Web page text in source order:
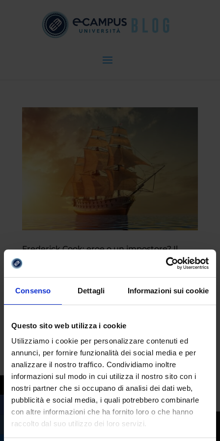
Consenso Dettagli Informazioni sui cookie
Questo sito web utilizza i cookie
Utilizziamo i cookie per personalizzare contenuti ed
annunci, per fornire funzionalità dei social media e per
analizzare il nostro traffico. Condividiamo inoltre
informazioni sul modo in cui utilizza il nostro sito con i
nostri partner che si occupano di analisi dei dati web,
pubblicità e social media, i quali potrebbero combinarle
con altre informazioni che ha fornito loro o che hanno
raccolto dal suo utilizzo dei loro servizi.
Frederick Cook: eroe o un impostore? Il
da
Lug 10, 2025|
Pionieri e visionari
Frederick Cook è senz’altro uno dei
contemporanea. Fu un esploratore e
medico statunitense, noto per le sue
spedizioni nell’Artico e in Antartide. Tra le
avanzato la pretesa di...